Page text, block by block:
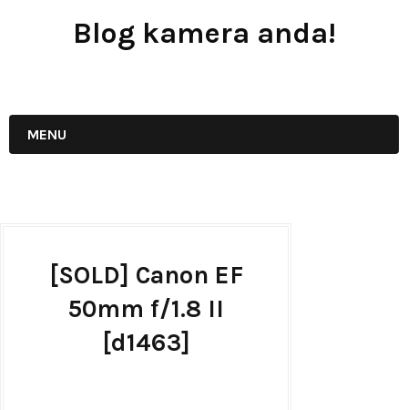
Blog kamera anda!
MENU
[SOLD] Canon EF
50mm f/1.8 II
[d1463]